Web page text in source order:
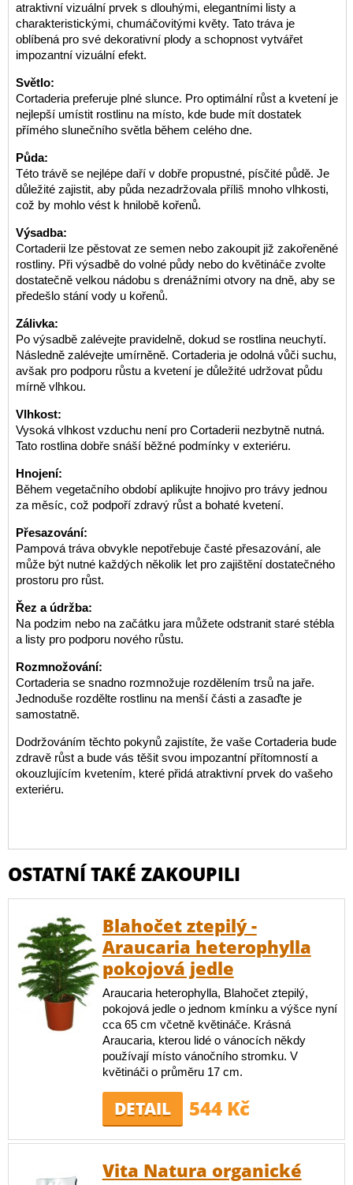
atraktivní vizuální prvek s dlouhými, elegantními listy a
charakteristickými, chumáčovitými květy. Tato tráva je
oblíbená pro své dekorativní plody a schopnost vytvářet
impozantní vizuální efekt.
Světlo:
Cortaderia preferuje plné slunce. Pro optimální růst a kvetení je
nejlepší umístit rostlinu na místo, kde bude mít dostatek
přímého slunečního světla během celého dne.
Půda:
Této trávě se nejlépe daří v dobře propustné, písčité půdě. Je
důležité zajistit, aby půda nezadržovala příliš mnoho vlhkosti,
což by mohlo vést k hnilobě kořenů.
Výsadba:
Cortaderii lze pěstovat ze semen nebo zakoupit již zakořeněné
rostliny. Při výsadbě do volné půdy nebo do květináče zvolte
dostatečně velkou nádobu s drenážními otvory na dně, aby se
předešlo stání vody u kořenů.
Zálivka:
Po výsadbě zalévejte pravidelně, dokud se rostlina neuchytí.
Následně zalévejte umírněně. Cortaderia je odolná vůči suchu,
avšak pro podporu růstu a kvetení je důležité udržovat půdu
mírně vlhkou.
Vlhkost:
Vysoká vlhkost vzduchu není pro Cortaderii nezbytně nutná.
Tato rostlina dobře snáší běžné podmínky v exteriéru.
Hnojení:
Během vegetačního období aplikujte hnojivo pro trávy jednou
za měsíc, což podpoří zdravý růst a bohaté kvetení.
Přesazování:
Pampová tráva obvykle nepotřebuje časté přesazování, ale
může být nutné každých několik let pro zajištění dostatečného
prostoru pro růst.
Řez a údržba:
Na podzim nebo na začátku jara můžete odstranit staré stébla
a listy pro podporu nového růstu.
Rozmnožování:
Cortaderia se snadno rozmnožuje rozdělením trsů na jaře.
Jednoduše rozdělte rostlinu na menší části a zasaďte je
samostatně.
Dodržováním těchto pokynů zajistíte, že vaše Cortaderia bude
zdravě růst a bude vás těšit svou impozantní přítomností a
okouzlujícím kvetením, které přidá atraktivní prvek do vašeho
exteriéru.
OSTATNÍ TAKÉ ZAKOUPILI
Blahočet ztepilý -
Araucaria heterophylla
pokojová jedle
Araucaria heterophylla, Blahočet ztepilý,
pokojová jedle o jednom kmínku a výšce nyní
cca 65 cm včetně květináče. Krásná
Araucaria, kterou lidé o vánocích někdy
používají místo vánočního stromku. V
květináči o průměru 17 cm.
DETAIL 544 Kč
Vita Natura organické